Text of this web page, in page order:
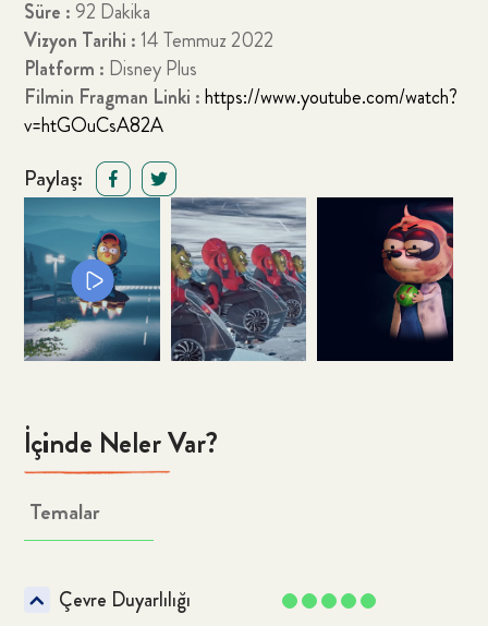
Süre :92 Dakika
Vizyon Tarihi : 14 Temmuz 2022
Platform : Disney Plus
Filmin Fragman Linki : https://www.youtube.com/watch?
v=htGOuCsA82A
Paylaş:
İçinde Neler Var?
Temalar
Çevre Duyarlılığı